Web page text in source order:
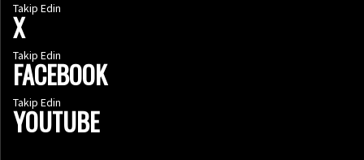
Takip Edin
X
Takip Edin
FACEBOOK
Takip Edin
YOUTUBE